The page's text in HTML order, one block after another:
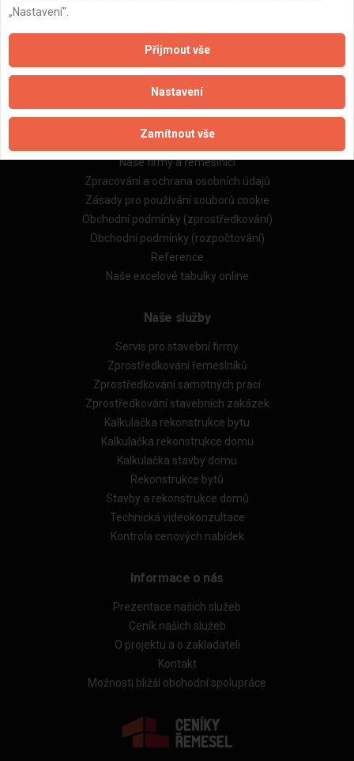
Důležité informace
Naše firmy a řemeslníci
Zpracování a ochrana osobních údajů
Zásady pro používání souborů cookie
Obchodní podmínky (zprostředkování)
Obchodní podmínky (rozpočtování)
Reference
Naše excelové tabulky online
Naše služby
Servis pro stavební firmy
Zprostředkování řemeslníků
Zprostředkování samotných prací
Zprostředkování stavebních zakázek
Kalkulačka rekonstrukce bytu
Kalkulačka rekonstrukce domu
Kalkulačka stavby domu
Rekonstrukce bytů
Stavby a rekonstrukce domů
Technická videokonzultace
Kontrola cenových nabídek
Informace o nás
Prezentace našich služeb
Ceník našich služeb
O projektu a o zakladateli
Kontakt
Možnosti bližší obchodní spolupráce
„Nastavení“.
Přijmout vše
Nastavení
Zamítnout vše